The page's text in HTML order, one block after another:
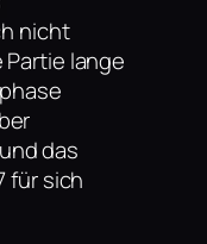
nicht
lange
das
für sich